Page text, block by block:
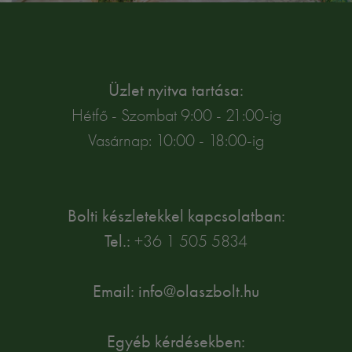
Üzlet nyitva tartása:
Hétfő - Szombat 9:00 - 21:00-ig
Vasárnap: 10:00 - 18:00-ig
Bolti készletekkel kapcsolatban:
Tel.: +36 1 505 5834
Email: info@olaszbolt.hu
Egyéb kérdésekben: